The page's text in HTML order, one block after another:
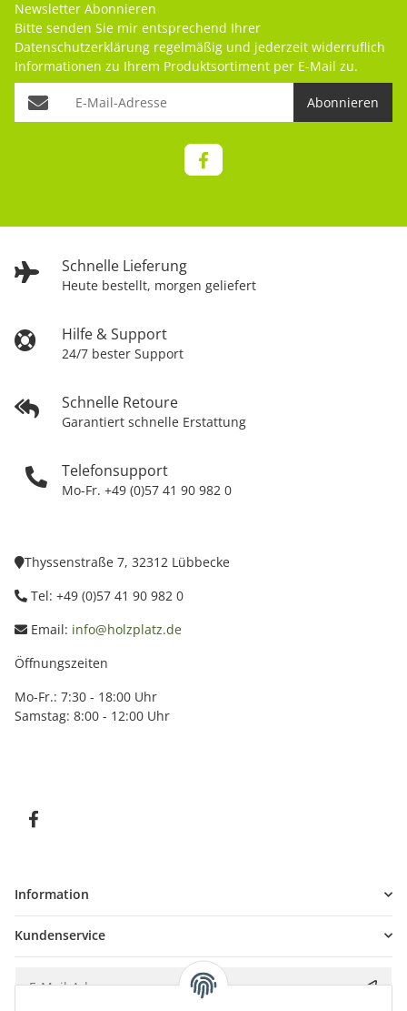
Schnelle Lieferung
Heute bestellt, morgen geliefert
Hilfe & Support
24/7 bester Support
Schnelle Retoure
Garantiert schnelle Erstattung
Telefonsupport
Mo-Fr. +49 (0)57 41 90 982 0
Newsletter Abonnieren
Bitte senden Sie mir entsprechend Ihrer
Datenschutzerklärung regelmäßig und jederzeit widerruflich
Informationen zu Ihrem Produktsortiment per E-Mail zu.
Abonnieren
Thyssenstraße 7, 32312 Lübbecke
Tel: +49 (0)57 41 90 982 0
Email: info@holzplatz.de
Öffnungszeiten
Mo-Fr.: 7:30 - 18:00 Uhr
Samstag: 8:00 - 12:00 Uhr
Information
Kundenservice